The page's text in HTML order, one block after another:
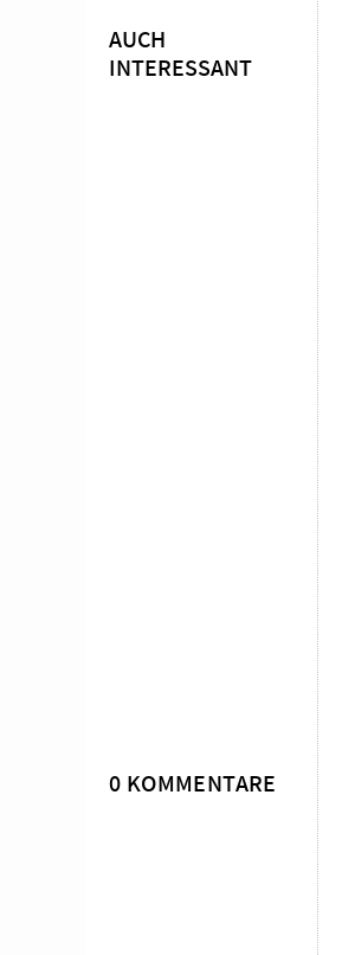
AUCH
INTERESSANT
0 KOMMENTARE